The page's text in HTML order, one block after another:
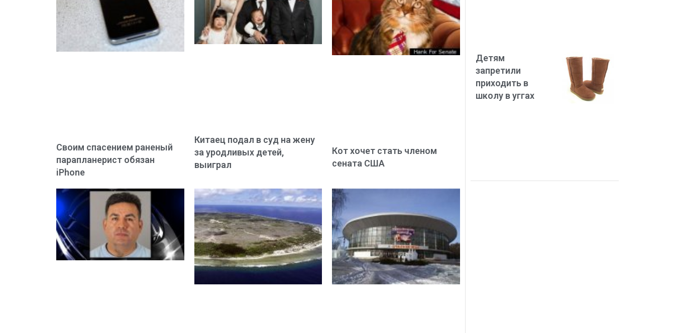
Своим спасением раненый
парапланерист обязан
iPhone
Китаец подал в суд на жену
за уродливых детей,
выиграл
Кот хочет стать членом
сената США
Детям
запретили
приходить в
школу в уггах